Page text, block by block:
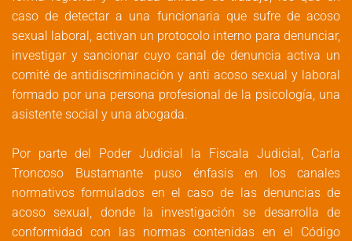
caso de detectar a una funcionaria que sufre de acoso
sexual laboral, activan un protocolo interno para denunciar,
investigar y sancionar cuyo canal de denuncia activa un
comité de antidiscriminación y anti acoso sexual y laboral
formado por una persona profesional de la psicología, una
asistente social y una abogada.
Por parte del Poder Judicial la Fiscala Judicial, Carla
Troncoso Bustamante puso énfasis en los canales
normativos formulados en el caso de las denuncias de
acoso sexual, donde la investigación se desarrolla de
conformidad con las normas contenidas en el Código